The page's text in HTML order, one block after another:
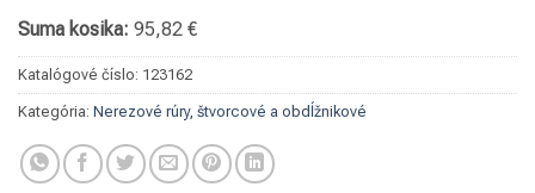
Suma kosika: 95,82 €
Katalógové číslo: 123162
Kategória: Nerezové rúry, štvorcové a obdĺžnikové